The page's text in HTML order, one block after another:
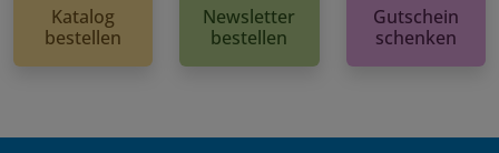
Katalog
bestellen
Newsletter
bestellen
Gutschein
schenken